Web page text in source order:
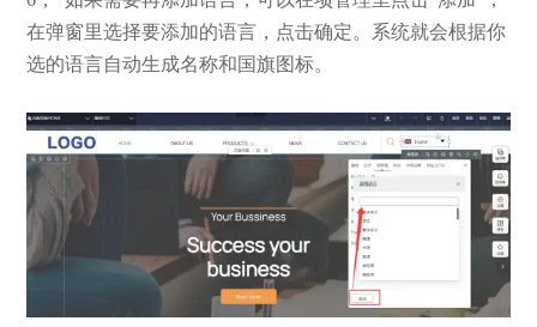
在弹窗里选择要添加的语言，点击确定。系统就会根据你
选的语言自动生成名称和国旗图标。